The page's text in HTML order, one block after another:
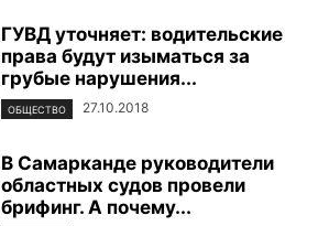
ГУВД уточняет: водительские
права будут изыматься за
грубые нарушения...
ОБЩЕСТВО 27.10.2018
В Самарканде руководители
областных судов провели
брифинг. А почему...